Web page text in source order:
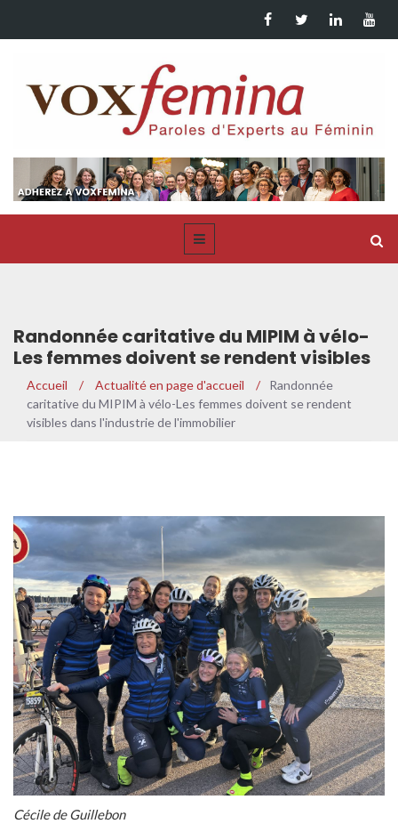
Randonnée caritative du MIPIM à vélo-
Les femmes doivent se rendent visibles
dans l’industrie de l’immobilier
Accueil / Actualité en page d'accueil /
Randonnée
caritative du MIPIM à vélo-Les femmes doivent se rendent
visibles dans l'industrie de l'immobilier
Cécile de Guillebon